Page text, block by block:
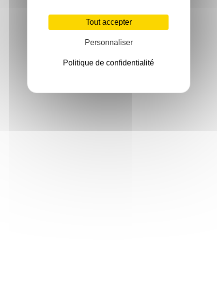
Tout accepter
Personnaliser
Politique de confidentialité